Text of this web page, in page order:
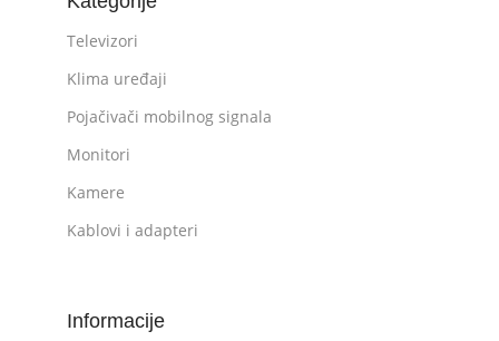
Televizori
Klima uređaji
Pojačivači mobilnog signala
Monitori
Kamere
Kablovi i adapteri
Informacije